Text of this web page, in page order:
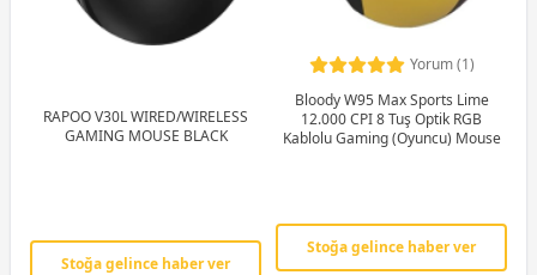
RAPOO V30L WIRED/WIRELESS
GAMING MOUSE BLACK
Stoğa gelince haber ver
Yorum (1)
Bloody W95 Max Sports Lime
12.000 CPI 8 Tuş Optik RGB
Kablolu Gaming (Oyuncu) Mouse
Stoğa gelince haber ver